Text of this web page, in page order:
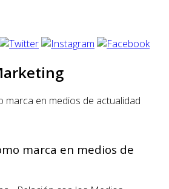
marca en medios de